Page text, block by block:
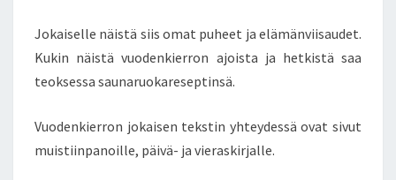
U
A
A
Ä
M
Jokaiselle näistä siis omat puheet ja elämänviisaudet.
Kukin näistä vuodenkierron ajoista ja hetkistä saa
teoksessa saunaruokareseptinsä.
Vuodenkierron jokaisen tekstin yhteydessä ovat sivut
muistiinpanoille, päivä- ja vieraskirjalle.